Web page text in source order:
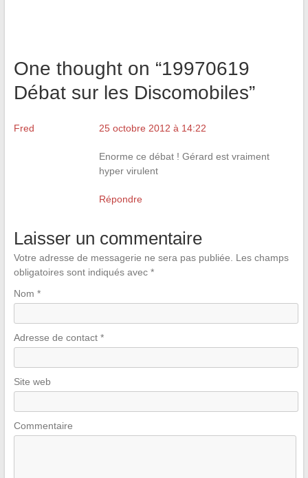
One thought on “19970619
Débat sur les Discomobiles”
Fred 25 octobre 2012 à 14:22
Enorme ce débat ! Gérard est vraiment
hyper virulent
Répondre
Laisser un commentaire
Votre adresse de messagerie ne sera pas publiée.
Les champs
obligatoires sont indiqués avec *
Nom *
Adresse de contact *
Site web
Commentaire